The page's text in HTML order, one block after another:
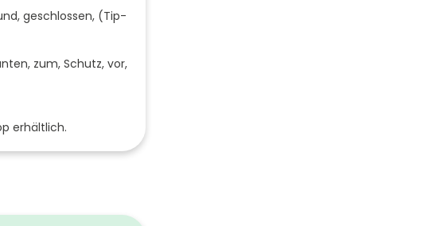
geschlossen, (Tip-
zum, Schutz, vor,
erhältlich.